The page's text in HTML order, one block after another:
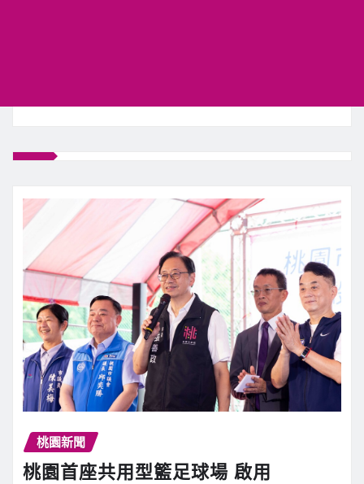
桃園新聞
桃園首座共用型籃足球場 啟用